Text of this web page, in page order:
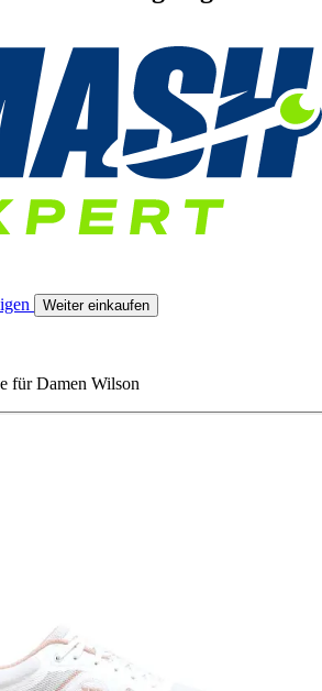
Weiter einkaufen
für Damen Wilson